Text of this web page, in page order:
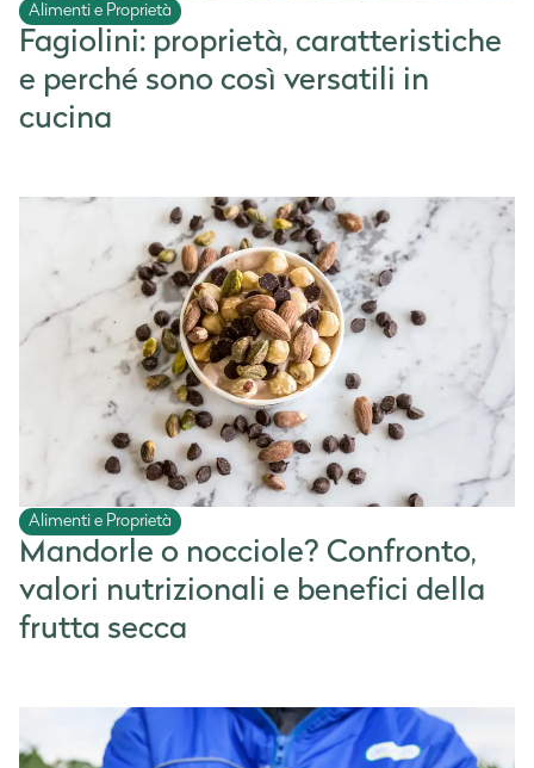
Alimenti e Proprietà
Fagiolini: proprietà, caratteristiche
e perché sono così versatili in
cucina
Alimenti e Proprietà
Mandorle o nocciole? Confronto,
valori nutrizionali e benefici della
frutta secca